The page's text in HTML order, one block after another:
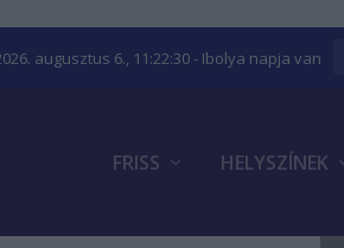
augusztus 6., 11:22:31- Ibolya napja van
FRISS HELYSZÍNEK